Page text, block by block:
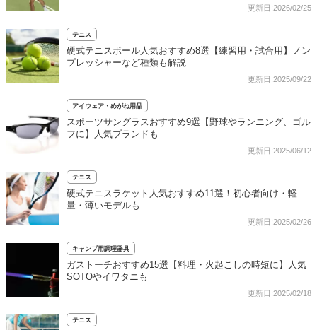
更新日:2026/02/25
テニス
硬式テニスボール人気おすすめ8選【練習用・試合用】ノン
プレッシャーなど種類も解説
更新日:2025/09/22
アイウェア・めがね用品
スポーツサングラスおすすめ9選【野球やランニング、ゴル
フに】人気ブランドも
更新日:2025/06/12
テニス
硬式テニスラケット人気おすすめ11選！初心者向け・軽
量・薄いモデルも
更新日:2025/02/26
キャンプ用調理器具
ガストーチおすすめ15選【料理・火起こしの時短に】人気
SOTOやイワタニも
更新日:2025/02/18
テニス